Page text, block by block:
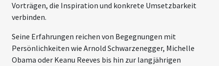
Vorträgen, die Inspiration und konkrete Umsetzbarkeit
verbinden.
Seine Erfahrungen reichen von Begegnungen mit
Persönlichkeiten wie Arnold Schwarzenegger, Michelle
Obama oder Keanu Reeves bis hin zur langjährigen